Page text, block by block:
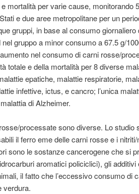
mortalità per varie cause, monitorando
e due aree metropolitane per un
gruppi, in base al consumo giornaliero
gruppo a minor consumo a 67.5 g/
nel consumo di carni rosse/
totale e della mortalità per 8 diverse
epatiche, malattie respiratorie,
infettive, ictus, e cancro; l’unica
di Alzheimer.
processate sono diverse. Lo studio
il ferro eme delle carni rosse e i nitriti/
sono le sostanze cancerogene che si
aromatici policiclici), gli additivi
il fatto che l’eccessivo consumo di
verdura.